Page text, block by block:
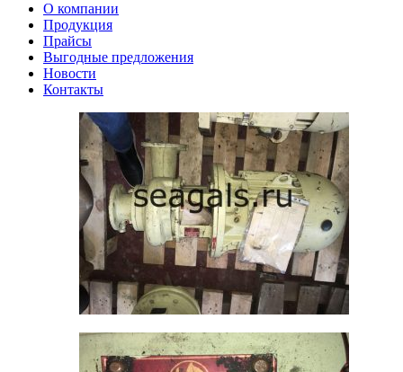
О компании
Продукция
Прайсы
Выгодные предложения
Новости
Контакты